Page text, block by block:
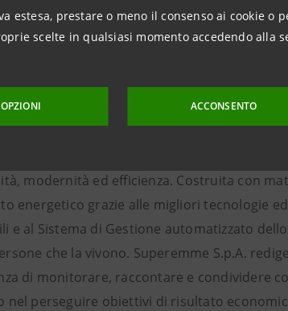
estesa, prestare o meno il consenso ai cookie o
scelte in qualsiasi momento accedendo alla
ACCONSENTO
circa 1.000 collaboratori. Dal 1990
L'obiettivo di questo importante accordo
2023 il Gruppo Superemme ha
piani ambiziosi per il biennio 2024 2025
punti vendita e ristrutturazioni di negozi
l’attenzione alla sostenibilità,
ha aperto la nuova sede Amministrativa a
modernità ed efficienza. Costruita con
energetico grazie alle migliori tecnologie
e al Sistema di Gestione automatizzato
che la vivono. Superemme S.p.A.
di monitorare, raccontare e condividere
nel perseguire obiettivi di risultato